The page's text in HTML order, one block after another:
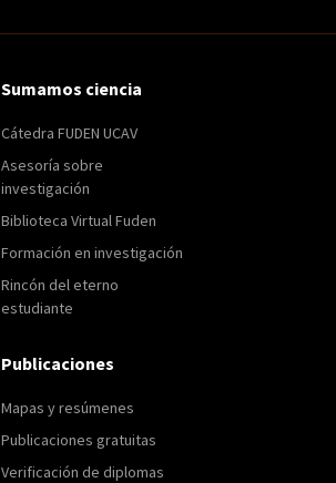
Sumamos ciencia
Cátedra FUDEN UCAV
Asesoría sobre
investigación
Biblioteca Virtual Fuden
Formación en investigación
Rincón del eterno
estudiante
Publicaciones
Mapas y resúmenes
Publicaciones gratuitas
Verificación de diplomas